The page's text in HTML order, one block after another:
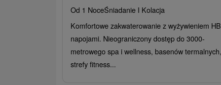
Od 1 NoceŚniadanie I Kolacja
Komfortowe zakwaterowanie z wyżywieniem
napojami. Nieograniczony dostęp do 3000-
metrowego spa i wellness, basenów termalnych,
strefy fitness...